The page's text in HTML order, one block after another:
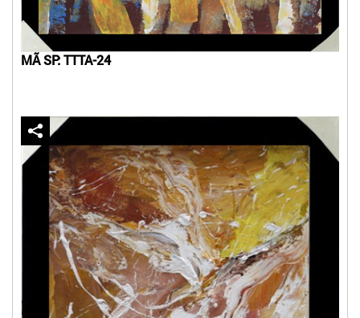
MÃ SP: TTTA-24